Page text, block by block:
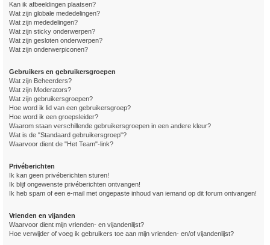
Kan ik afbeeldingen plaatsen?
Wat zijn globale mededelingen?
Wat zijn mededelingen?
Wat zijn sticky onderwerpen?
Wat zijn gesloten onderwerpen?
Wat zijn onderwerpiconen?
Gebruikers en gebruikersgroepen
Wat zijn Beheerders?
Wat zijn Moderators?
Wat zijn gebruikersgroepen?
Hoe word ik lid van een gebruikersgroep?
Hoe word ik een groepsleider?
Waarom staan verschillende gebruikersgroepen in een andere kleur?
Wat is de "Standaard gebruikersgroep"?
Waarvoor dient de "Het Team"-link?
Privéberichten
Ik kan geen privéberichten sturen!
Ik blijf ongewenste privéberichten ontvangen!
Ik heb spam of een e-mail met ongepaste inhoud van iemand op dit forum ontvangen!
Vrienden en vijanden
Waarvoor dient mijn vrienden- en vijandenlijst?
Hoe verwijder of voeg ik gebruikers toe aan mijn vrienden- en/of vijandenlijst?